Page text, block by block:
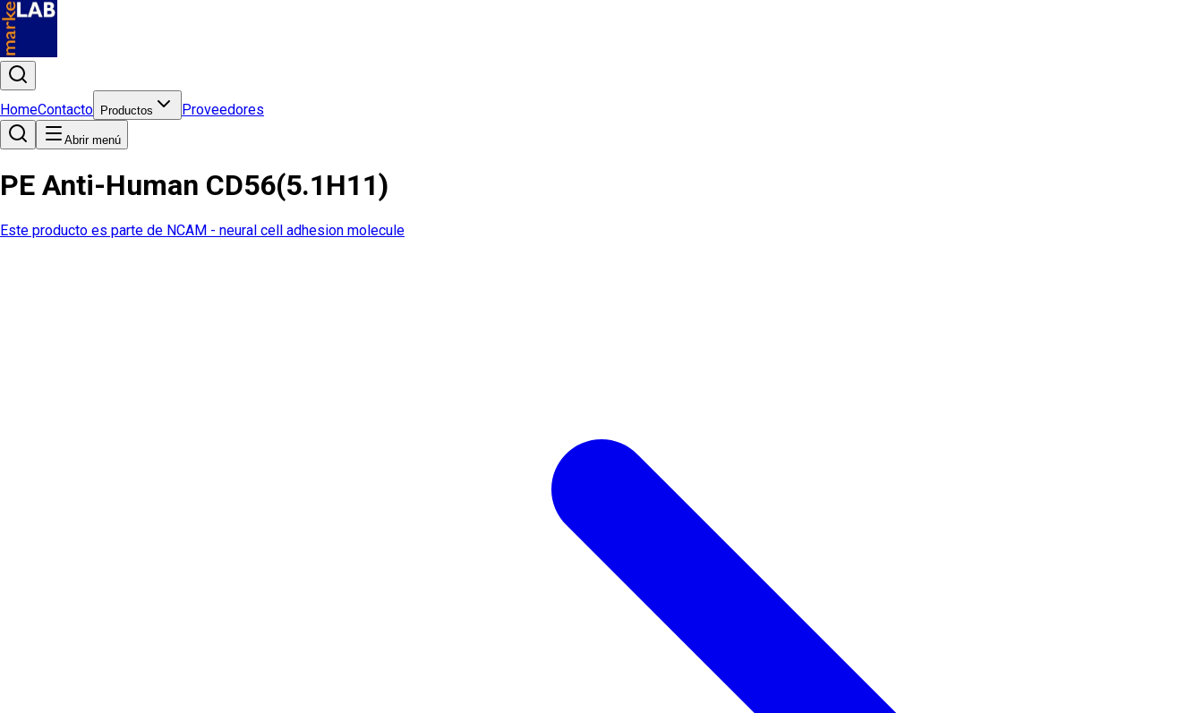
HomeContacto Productos Proveedores
Abrir menú
PE Anti-Human CD56(5.1H11)
Este producto es parte de NCAM - neural cell adhesion molecule